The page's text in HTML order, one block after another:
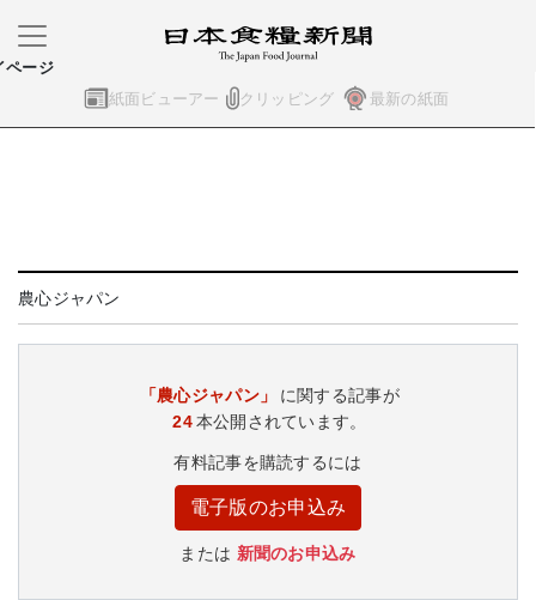
紙面ビューアー クリッピング 最新の紙面
ページ
農心ジャパン
「農心ジャパン」
に関する記事が
24本公開されています。
有料記事を購読するには
電子版のお申込み
または 新聞のお申込み